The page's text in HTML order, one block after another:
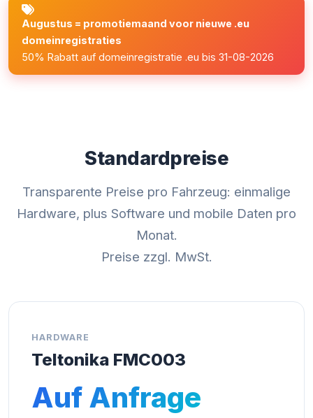
Augustus = promotiemaand voor nieuwe .eu
domeinregistraties
50% Rabatt auf domeinregistratie .eu bis 31-08-2026
Standardpreise
Transparente Preise pro Fahrzeug: einmalige
Hardware, plus Software und mobile Daten pro
Monat.
Preise zzgl. MwSt.
HARDWARE
Teltonika FMC003
Auf Anfrage